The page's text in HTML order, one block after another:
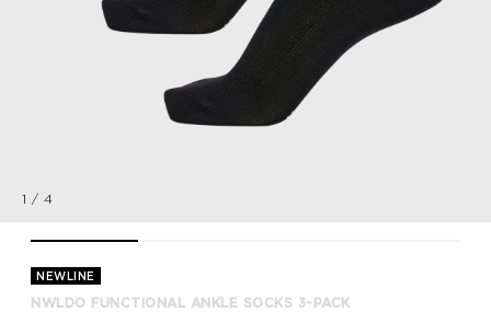
1 / 4
NEWLINE
NWLDO FUNCTIONAL ANKLE SOCKS 3-PACK